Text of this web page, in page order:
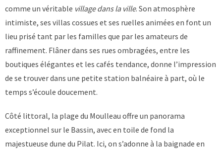
comme un véritable village dans la ville. Son atmosphère
intimiste, ses villas cossues et ses ruelles animées en font un
lieu prisé tant par les familles que par les amateurs de
raffinement. Flâner dans ses rues ombragées, entre les
boutiques élégantes et les cafés tendance, donne l’impression
de se trouver dans une petite station balnéaire à part, où le
temps s’écoule doucement.
Côté littoral, la plage du Moulleau offre un panorama
exceptionnel sur le Bassin, avec en toile de fond la
majestueuse dune du Pilat. Ici, on s’adonne à la baignade en